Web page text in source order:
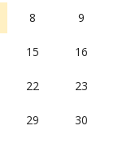
8 9
15 16
22 23
29 30